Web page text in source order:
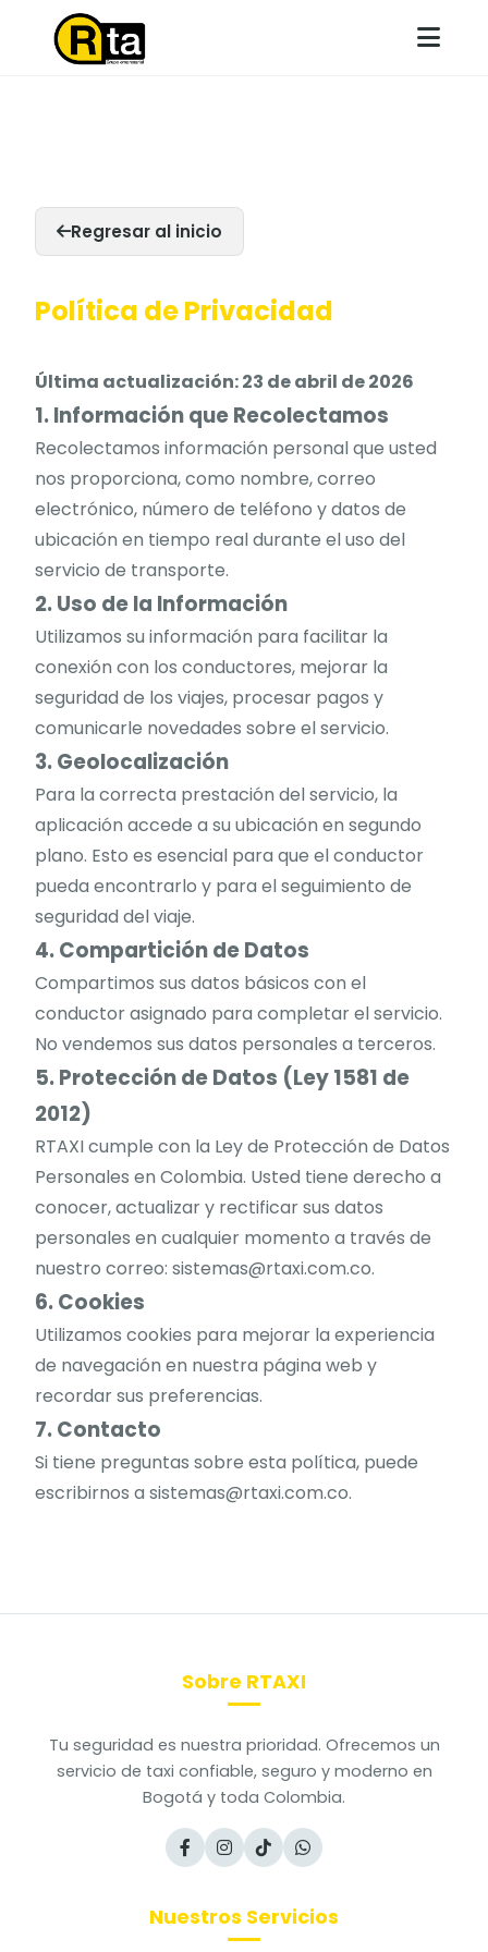
Servicios
Radio Taxi Autolagos
Trabaja con nosotros
Regresar al inicio
Política de Privacidad
Última actualización: 23 de abril de 2026
1. Información que Recolectamos
Recolectamos información personal que usted
nos proporciona, como nombre, correo
electrónico, número de teléfono y datos de
ubicación en tiempo real durante el uso del
servicio de transporte.
2. Uso de la Información
Utilizamos su información para facilitar la
conexión con los conductores, mejorar la
seguridad de los viajes, procesar pagos y
comunicarle novedades sobre el servicio.
3. Geolocalización
Para la correcta prestación del servicio, la
aplicación accede a su ubicación en segundo
plano. Esto es esencial para que el conductor
pueda encontrarlo y para el seguimiento de
seguridad del viaje.
4. Compartición de Datos
Compartimos sus datos básicos con el
conductor asignado para completar el servicio.
No vendemos sus datos personales a terceros.
5. Protección de Datos (Ley 1581 de
2012)
RTAXI cumple con la Ley de Protección de Datos
Personales en Colombia. Usted tiene derecho a
conocer, actualizar y rectificar sus datos
personales en cualquier momento a través de
nuestro correo: sistemas@rtaxi.com.co.
6. Cookies
Utilizamos cookies para mejorar la experiencia
de navegación en nuestra página web y
recordar sus preferencias.
7. Contacto
Si tiene preguntas sobre esta política, puede
escribirnos a sistemas@rtaxi.com.co.
Sobre RTAXI
Tu seguridad es nuestra prioridad. Ofrecemos un
servicio de taxi confiable, seguro y moderno en
Bogotá y toda Colombia.
Nuestros Servicios